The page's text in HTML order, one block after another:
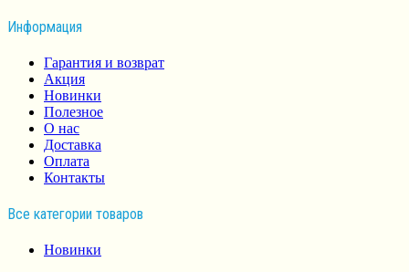
Информация
Гарантия и возврат
Акция
Новинки
Полезное
О нас
Доставка
Оплата
Контакты
Все категории товаров
Новинки